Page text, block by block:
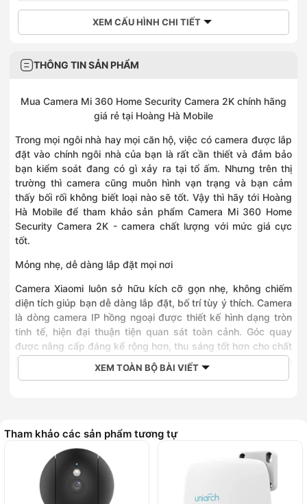
XEM CẤU HÌNH CHI TIẾT
THÔNG TIN SẢN PHẨM
Mua Camera Mi 360 Home Security Camera 2K chính hãng
giá rẻ tại Hoàng Hà Mobile
Trong mọi ngôi nhà hay mọi căn hộ, việc có camera được lắp
đặt vào chính ngôi nhà của bạn là rất cần thiết và đảm bảo
bạn kiểm soát đang có gì xảy ra tại tổ ấm. Nhưng trên thị
trường thì camera cũng muôn hình vạn trạng và bạn cảm
thấy bối rối không biết loại nào sẽ tốt. Vậy thì hãy tới Hoàng
Hà Mobile để tham khảo sản phẩm Camera Mi 360 Home
Security Camera 2K - camera chất lượng với mức giá cực
tốt.
Mỏng nhẹ, dễ dàng lắp đặt mọi nơi
Camera Xiaomi luôn sở hữu kích cỡ gọn nhẹ, không chiếm
diện tích giúp bạn dễ dàng lắp đặt, bố trí tùy ý thích. Camera
là dòng camera IP hồng ngoại được thiết kế hình dạng tròn
tinh tế, hiện đại thuận tiện quan sát toàn cảnh. Góc quay
được nâng cấp đáng kể rộng hơn, thu sáng tốt hơn cho chất
lượng hình ảnh tốt, đẹp mắt, ấn tượng và chi tiết. Cải tiến
thêm hệ thống đèn hồng ngoại hỗ trợ người dùng quan sát
Góc quan sát rộng và video chất lượng đến 2K
Camera là một trợ thủ ẩn mình khi được trang bị chống rung
rất êm ái giúp camera hoạt động yên tĩnh. Camera có thể
XEM TOÀN BỘ BÀI VIẾT
Tham khảo các sản phẩm tương tự